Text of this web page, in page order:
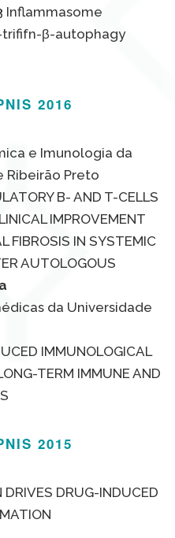
Inflammasome
β-autophagy
2016
e Imunologia da
Ribeirão Preto
B- AND T-CELLS
IMPROVEMENT
FIBROSIS IN SYSTEMIC
AUTOLOGOUS
da Universidade
IMMUNOLOGICAL
TERM IMMUNE AND
2015
DRIVES DRUG-INDUCED